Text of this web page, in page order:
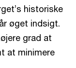
historiske
øget indsigt.
grad at
at minimere